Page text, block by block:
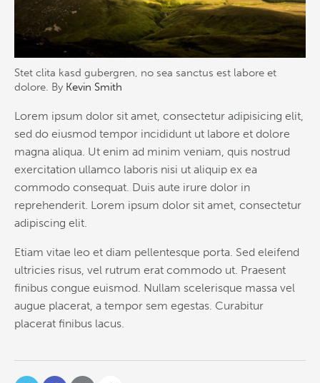
Stet clita kasd gubergren, no sea sanctus est labore et
dolore. By Kevin Smith
Lorem ipsum dolor sit amet, consectetur adipisicing elit,
sed do eiusmod tempor incididunt ut labore et dolore
magna aliqua. Ut enim ad minim veniam, quis nostrud
exercitation ullamco laboris nisi ut aliquip ex ea
commodo consequat. Duis aute irure dolor in
reprehenderit. Lorem ipsum dolor sit amet, consectetur
adipiscing elit.
Etiam vitae leo et diam pellentesque porta. Sed eleifend
ultricies risus, vel rutrum erat commodo ut. Praesent
finibus congue euismod. Nullam scelerisque massa vel
augue placerat, a tempor sem egestas. Curabitur
placerat finibus lacus.